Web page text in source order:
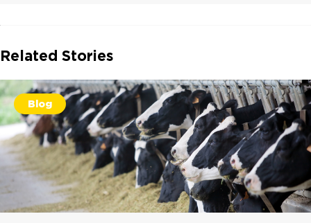
Related Stories
Blog